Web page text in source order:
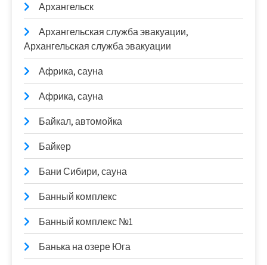
Архангельск
Архангельская служба эвакуации,
Архангельская служба эвакуации
Африка, сауна
Африка, сауна
Байкал, автомойка
Байкер
Бани Сибири, сауна
Банный комплекс
Банный комплекс №1
Банька на озере Юга